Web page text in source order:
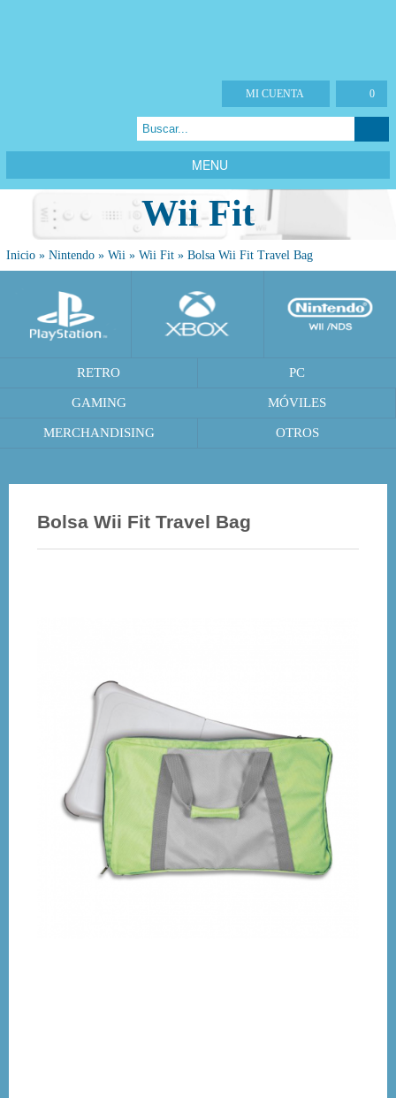
0
MI CUENTA
MENU
Wii Fit
Inicio » Nintendo » Wii » Wii Fit » Bolsa Wii Fit Travel Bag
RETRO PC
GAMING MÓVILES
MERCHANDISING OTROS
Bolsa Wii Fit Travel Bag